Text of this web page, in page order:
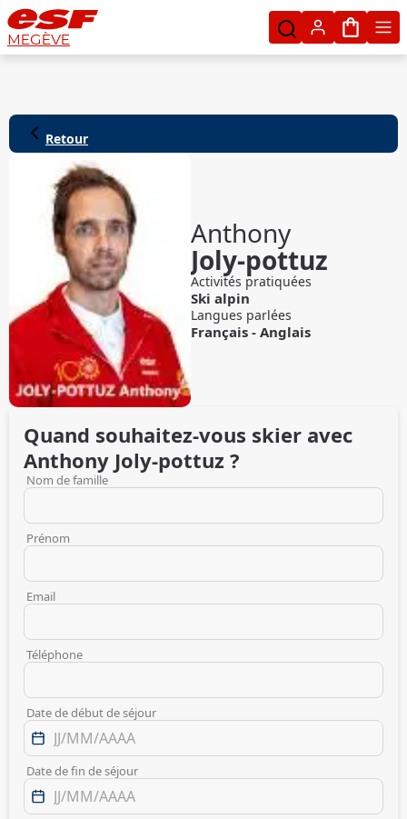
MEGÈVE Mon
Retour
Anthony
Joly-pottuz
Activités pratiquées
Ski alpin
Langues parlées
Français - Anglais
Quand souhaitez-vous skier avec
Anthony Joly-pottuz ?
Nom de famille
Prénom
Email
Téléphone
Date de début de séjour
Date de fin de séjour